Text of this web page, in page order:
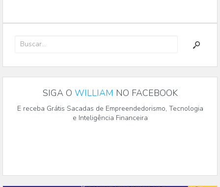
SIGA O WILLIAM NO FACEBOOK
E receba Grátis Sacadas de Empreendedorismo, Tecnologia
e Inteligência Financeira